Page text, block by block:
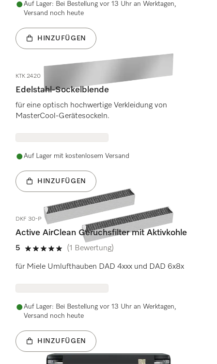
Auf Lager: Bei Bestellung vor 13 Uhr an Werktagen,
Versand noch heute
HINZUFÜGEN
KTK 2420
Edelstahl-Sockelblende
für eine optisch hochwertige Verkleidung von
MasterCool-Gerätesockeln.
Auf Lager mit kostenlosem Versand
HINZUFÜGEN
DKF 30-P
Active AirClean Geruchsfilter mit Aktivkohle
5
5 Sterne von 5
(1 Bewertung)
für Miele Umlufthauben DAD 4xxx und DAD 6x8x
Auf Lager: Bei Bestellung vor 13 Uhr an Werktagen,
Versand noch heute
HINZUFÜGEN